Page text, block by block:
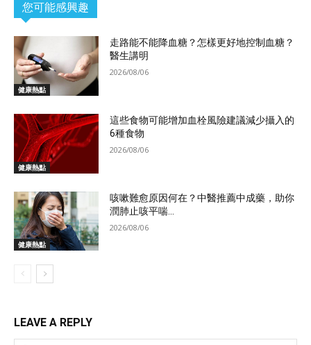
您可能感興趣
健康熱點
走路能不能降血糖？怎樣更好地控制血糖？
醫生講明
2026/08/06
健康熱點
這些食物可能增加血栓風險建議減少攝入的
6種食物
2026/08/06
健康熱點
咳嗽難愈原因何在？中醫推薦中成藥，助你
潤肺止咳平喘...
2026/08/06
LEAVE A REPLY